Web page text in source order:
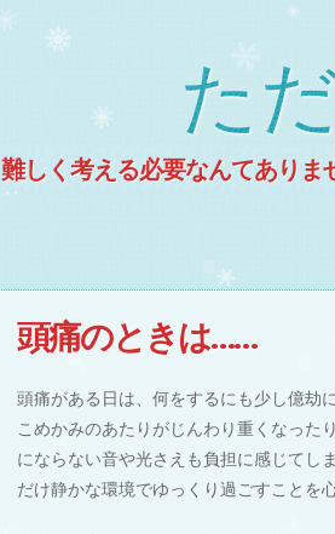
た
難しく考える必要なんてありま
頭痛のときは……
頭痛がある日は、何をするにも少し億劫
こめかみのあたりがじんわり重くなった
にならない音や光さえも負担に感じてし
だけ静かな環境でゆっくり過ごすことを